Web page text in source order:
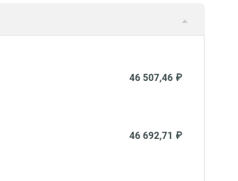
46 507,46 ₽
46 692,71 ₽